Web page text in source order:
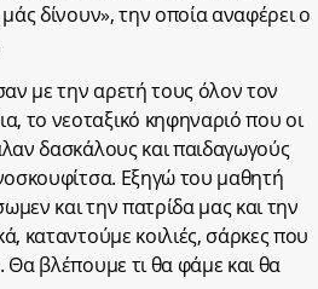
δίνουν», την οποία αναφέρει ο
με την αρετή τους όλον τον
το νεοταξικό κηφηναριό που οι
δασκάλους και παιδαγωγούς
Εξηγώ του μαθητή
και την πατρίδα μας και την
καταντούμε κοιλιές, σάρκες που
Θα βλέπουμε τι θα φάμε και θα